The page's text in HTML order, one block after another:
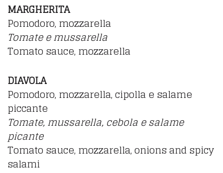
MARGHERITA
Pomodoro, mozzarella
Tomate e mussarella
Tomato sauce, mozzarella
DIAVOLA
Pomodoro, mozzarella, cipolla e salame
piccante
Tomate, mussarella, cebola e salame
picante
Tomato sauce, mozzarella, onions and spicy
salami